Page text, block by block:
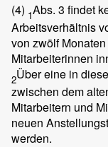
(4) 1Abs. 3 findet
Arbeitsverhältnis
von zwölf
Mitarbeiterinnen
2Über eine in
zwischen dem
Mitarbeitern und
neuen
werden.